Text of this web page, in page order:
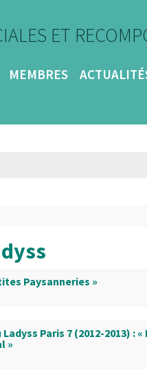
ET
MEMBRES
Paysanneries »
Paris 7 (2012-
»